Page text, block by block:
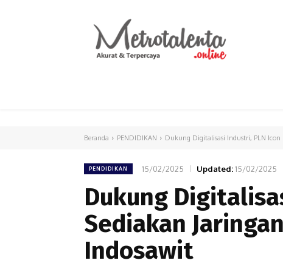
Beranda PENDIDIKAN Dukung Digitalisasi Industri, PLN Icon
PENDIDIKAN 15/02/2025 Updated:15/02/2025
Dukung
Sediakan
Indosawit